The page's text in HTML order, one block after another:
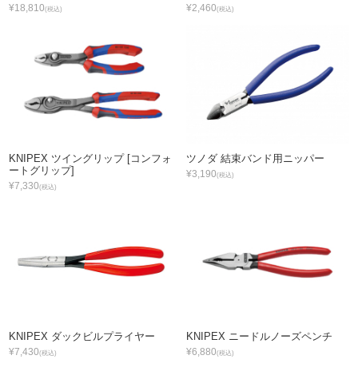
¥18,810(税込) ¥2,460(税込)
KNIPEX ツイングリップ [コンフォ
ートグリップ]
¥7,330(税込)
ツノダ 結束バンド用ニッパー
¥3,190(税込)
KNIPEX ダックビルプライヤー
¥7,430(税込)
KNIPEX ニードルノーズペンチ
¥6,880(税込)